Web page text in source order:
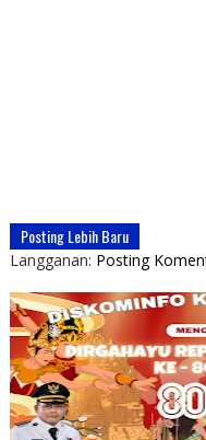
Posting Lebih Baru
Langganan: Posting